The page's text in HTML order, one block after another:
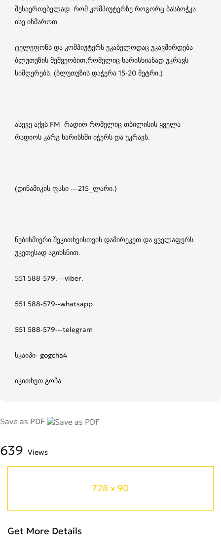
შესაერთებელად. რომ კომპიუტერზე როგორც ბასბოჭკა
ისე იხმაროთ.
ტელეფონს და კომპიუტერს უკაბელოდაც უკავშირდება
ბლუთუზის მეშვეობით,რომელიც ხარისხიანად უკრავს
სიმღერებს. (ბლუთუზის დაჭერა 15-20 მეტრი.)
ასევე აქვს FM_რადიო რომელიც თბილისის ყველა
რადიოს კარგ ხარისხში იჭერს და უკრავს.
(დინამიკის ფასი ---215_ლარი.)
ნებისმიერი შეკითხვისთვის დამირეკეთ და ყველაფერს
უკეთესად აგიხსნით.
551 588-579.---viber.
551 588-579--whatsapp
551 588-579---telegram
სკაიპი- gogcha4
იკითხეთ გოჩა.
Save as PDF
639 Views
728 x 90
Get More Details